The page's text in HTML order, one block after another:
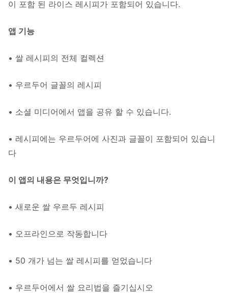
이 포함 된 라이스 레시피가 포함되어 있습니다.
앱 기능
• 쌀 레시피의 전체 컬렉션
• 우르두어 글꼴의 레시피
• 소셜 미디어에서 앱을 공유 할 수 있습니다.
• 레시피에는 우르두어에 사진과 글꼴이 포함되어 있습니
다
이 앱의 내용은 무엇입니까?
• 새로운 쌀 우르두 레시피
• 오프라인으로 작동합니다
• 50 개가 넘는 쌀 레시피를 얻었습니다
• 우르두어에서 쌀 요리법을 즐기십시오